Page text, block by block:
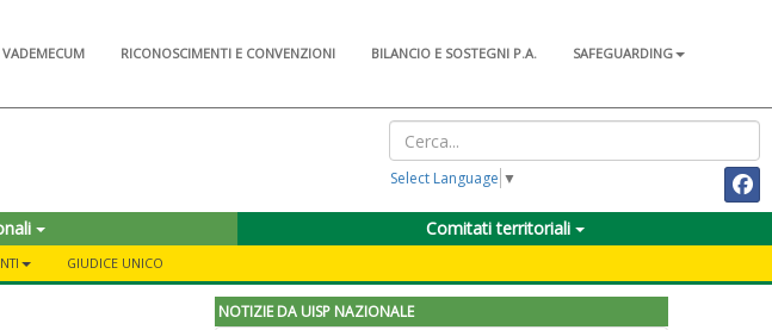
VADEMECUM RICONOSCIMENTI E CONVENZIONI BILANCIO E SOSTEGNI P.A.
SAFEGUARDING
Select Language ▼
Comitati territoriali
GIUDICE UNICO
NOTIZIE DA UISP NAZIONALE